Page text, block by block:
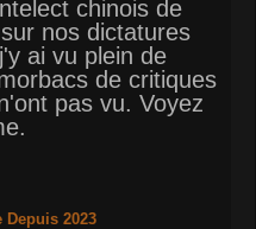
chinois de
nos dictatures
ai vu plein de
de critiques
pas vu. Voyez
Depuis 2023